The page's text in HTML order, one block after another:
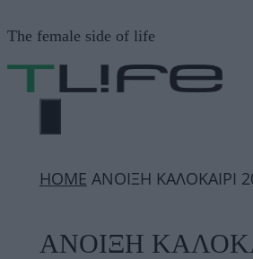
σε
περιεχόμενο
The female side of life
ΜΕΝΟΎ
ΗΟΜΕ ΑΝΟΙΞΗ ΚΑΛΟΚΑΙΡΙ
ΑΝΟΙΞΗ